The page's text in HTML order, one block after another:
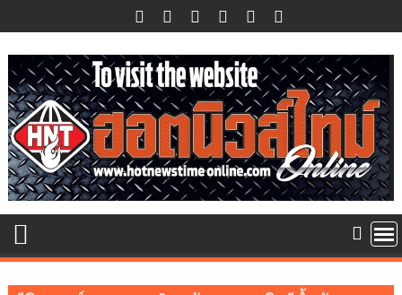
to
content